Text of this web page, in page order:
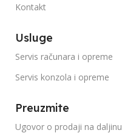
Kontakt
Usluge
Servis računara i opreme
Servis konzola i opreme
Preuzmite
Ugovor o prodaji na daljinu